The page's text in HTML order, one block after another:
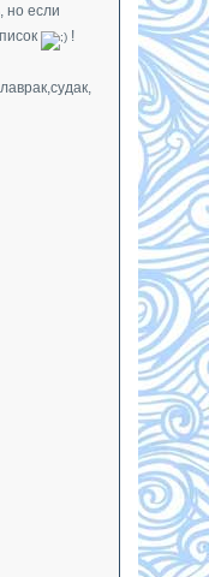
но если
!